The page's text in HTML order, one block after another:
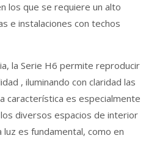
los que se requiere un alto
e instalaciones con techos
la Serie H6 permite reproducir
, iluminando con claridad las
característica es especialmente
diversos espacios de interior
luz es fundamental, como en